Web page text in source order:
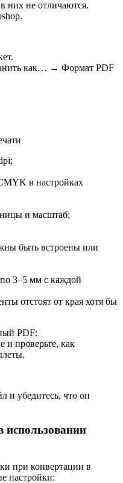
них не отличаются.
как… → Формат PDF
в настройках
и масштаб;
быть встроены или
3–5 мм с каждой
отстоят от края хотя бы
PDF:
и проверьте, как
и убедитесь, что он
использовании
при конвертации в
настройки: